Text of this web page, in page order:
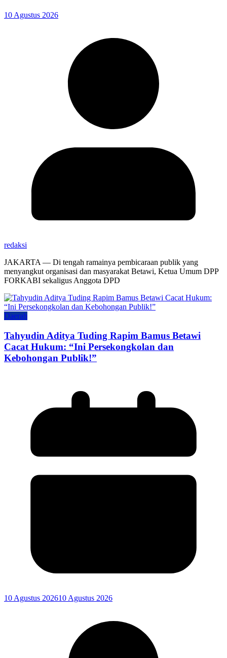
10 Agustus 2026
redaksi
JAKARTA — Di tengah ramainya pembicaraan publik yang
menyangkut organisasi dan masyarakat Betawi, Ketua Umum DPP
FORKABI sekaligus Anggota DPD
Daerah
Tahyudin Aditya Tuding Rapim Bamus Betawi
Cacat Hukum: “Ini Persekongkolan dan
Kebohongan Publik!”
10 Agustus 202610 Agustus 2026